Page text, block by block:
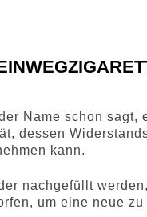
Name schon sagt,
dessen
kann.
nachgefüllt
um eine neue zu